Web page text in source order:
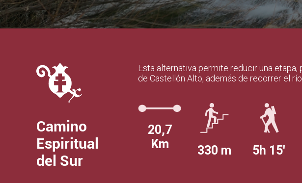
Camino
Espiritual
del Sur
Esta alternativa permite reducir una
de Castellón Alto, además de recorrer el
20,7
Km
330 m 5h 15'